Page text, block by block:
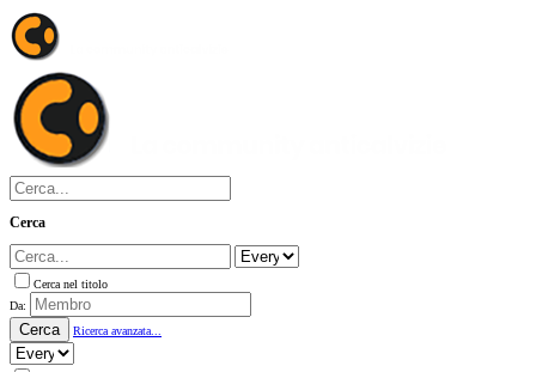
Cerca
Cerca nel titolo
Da:
Cerca Ricerca avanzata...